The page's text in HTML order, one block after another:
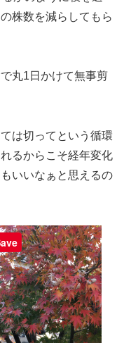
株数を減らしてもら
丸1日かけて無事剪
は切ってという循環
るからこそ経年変化
いいなぁと思えるの